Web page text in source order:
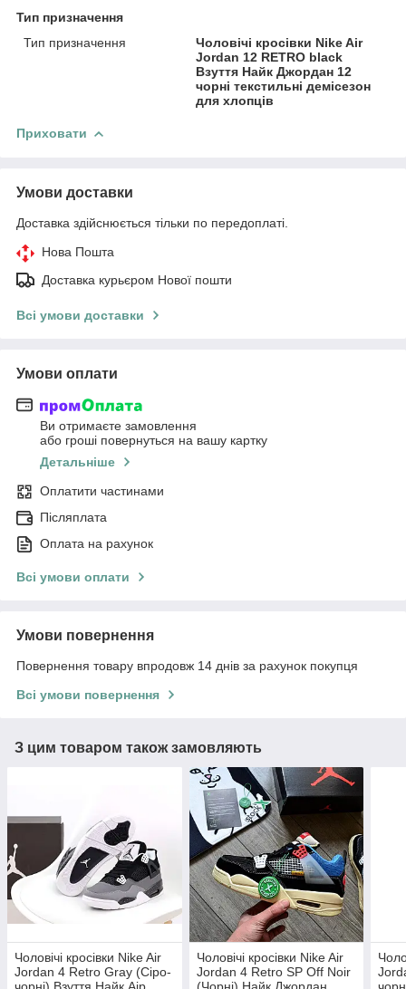
Тип призначення
Тип призначення
Чоловічі кросівки Nike Air
Jordan 12 RETRO black
Взуття Найк Джордан 12
чорні текстильні демісезон
для хлопців
Приховати
Умови доставки
Доставка здійснюється тільки по передоплаті.
Нова Пошта
Доставка курьєром Нової пошти
Всі умови доставки
Умови оплати
Ви отримаєте замовлення
або гроші повернуться на вашу картку
Детальніше
Оплатити частинами
Післяплата
Оплата на рахунок
Всі умови оплати
Умови повернення
Повернення товару впродовж 14 днів за рахунок покупця
Всі умови повернення
З цим товаром також замовляють
Чоловічі кросівки Nike Air
Jordan 4 Retro Gray (Cіро-
чорні) Взуття Найк Аір
Чоловічі кросівки Nike Air
Jordan 4 Retro SP Off Noir
(Чорні) Найк Джордан